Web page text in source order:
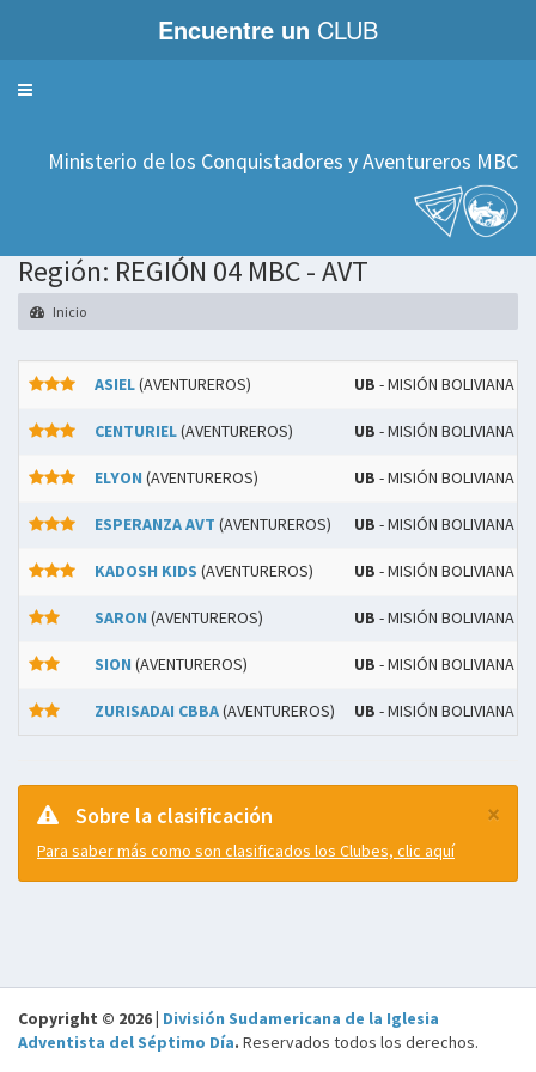
Encuentre un CLUB
Servicios
Ministerio de los Conquistadores y Aventureros MBC
Región: REGIÓN 04 MBC - AVT
Inicio
ASIEL(AVENTUREROS) UB - MISIÓN BOLIVIANA
CENTURIEL(AVENTUREROS) UB - MISIÓN BOLIVIANA
ELYON (AVENTUREROS) UB - MISIÓN BOLIVIANA
ESPERANZA AVT (AVENTUREROS) UB - MISIÓN BOLIVIANA
KADOSH KIDS (AVENTUREROS) UB - MISIÓN BOLIVIANA
SARON (AVENTUREROS) UB - MISIÓN BOLIVIANA
SION (AVENTUREROS) UB - MISIÓN BOLIVIANA
ZURISADAI CBBA(AVENTUREROS) UB - MISIÓN BOLIVIANA
×
Sobre la clasificación
Para saber más como son clasificados los Clubes, clic aquí
Copyright © 2026 | División Sudamericana de la Iglesia
Adventista del Séptimo Día. Reservados todos los derechos.